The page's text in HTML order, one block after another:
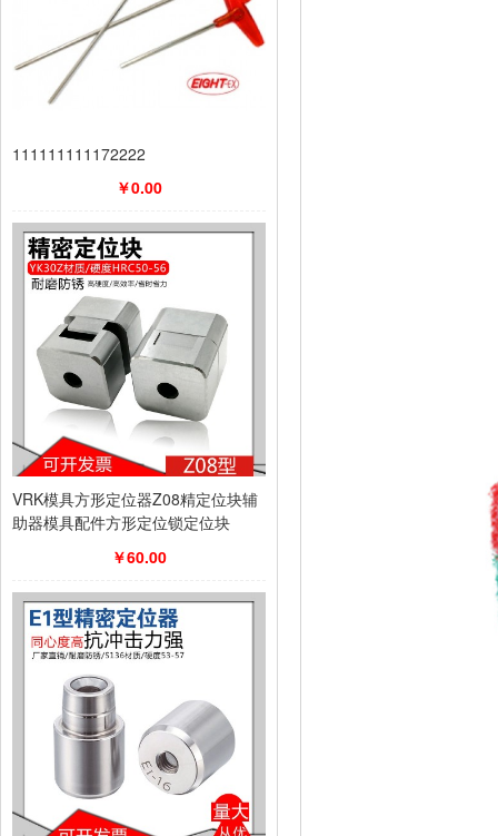
111111111172222
￥0.00
VRK模具方形定位器Z08精定位块辅
助器模具配件方形定位锁定位块
￥60.00